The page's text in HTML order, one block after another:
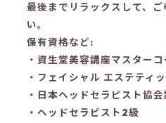
最後までリラックスして、
い。
保有資格など:
・資生堂美容講座マスターコ
・フェイシャル エステティ
・日本ヘッドセラピスト協会
・ヘッドセラピスト2級